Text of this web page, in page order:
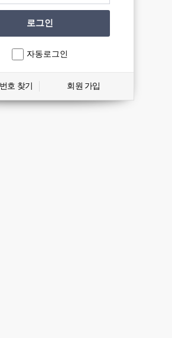
자동로그인
호 찾기 회원 가입